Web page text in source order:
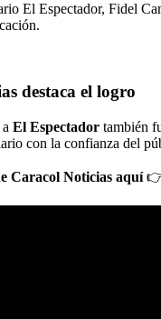
El Espectador, Fidel
destaca el logro
El Espectador también
con la confianza del
Caracol Noticias aquí